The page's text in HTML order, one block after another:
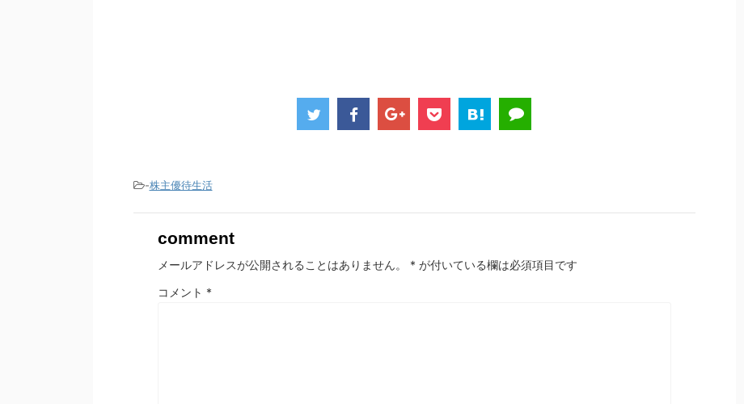
-株主優待生活
comment
メールアドレスが公開されることはありません。 * が付いている欄は必須項目です
コメント *